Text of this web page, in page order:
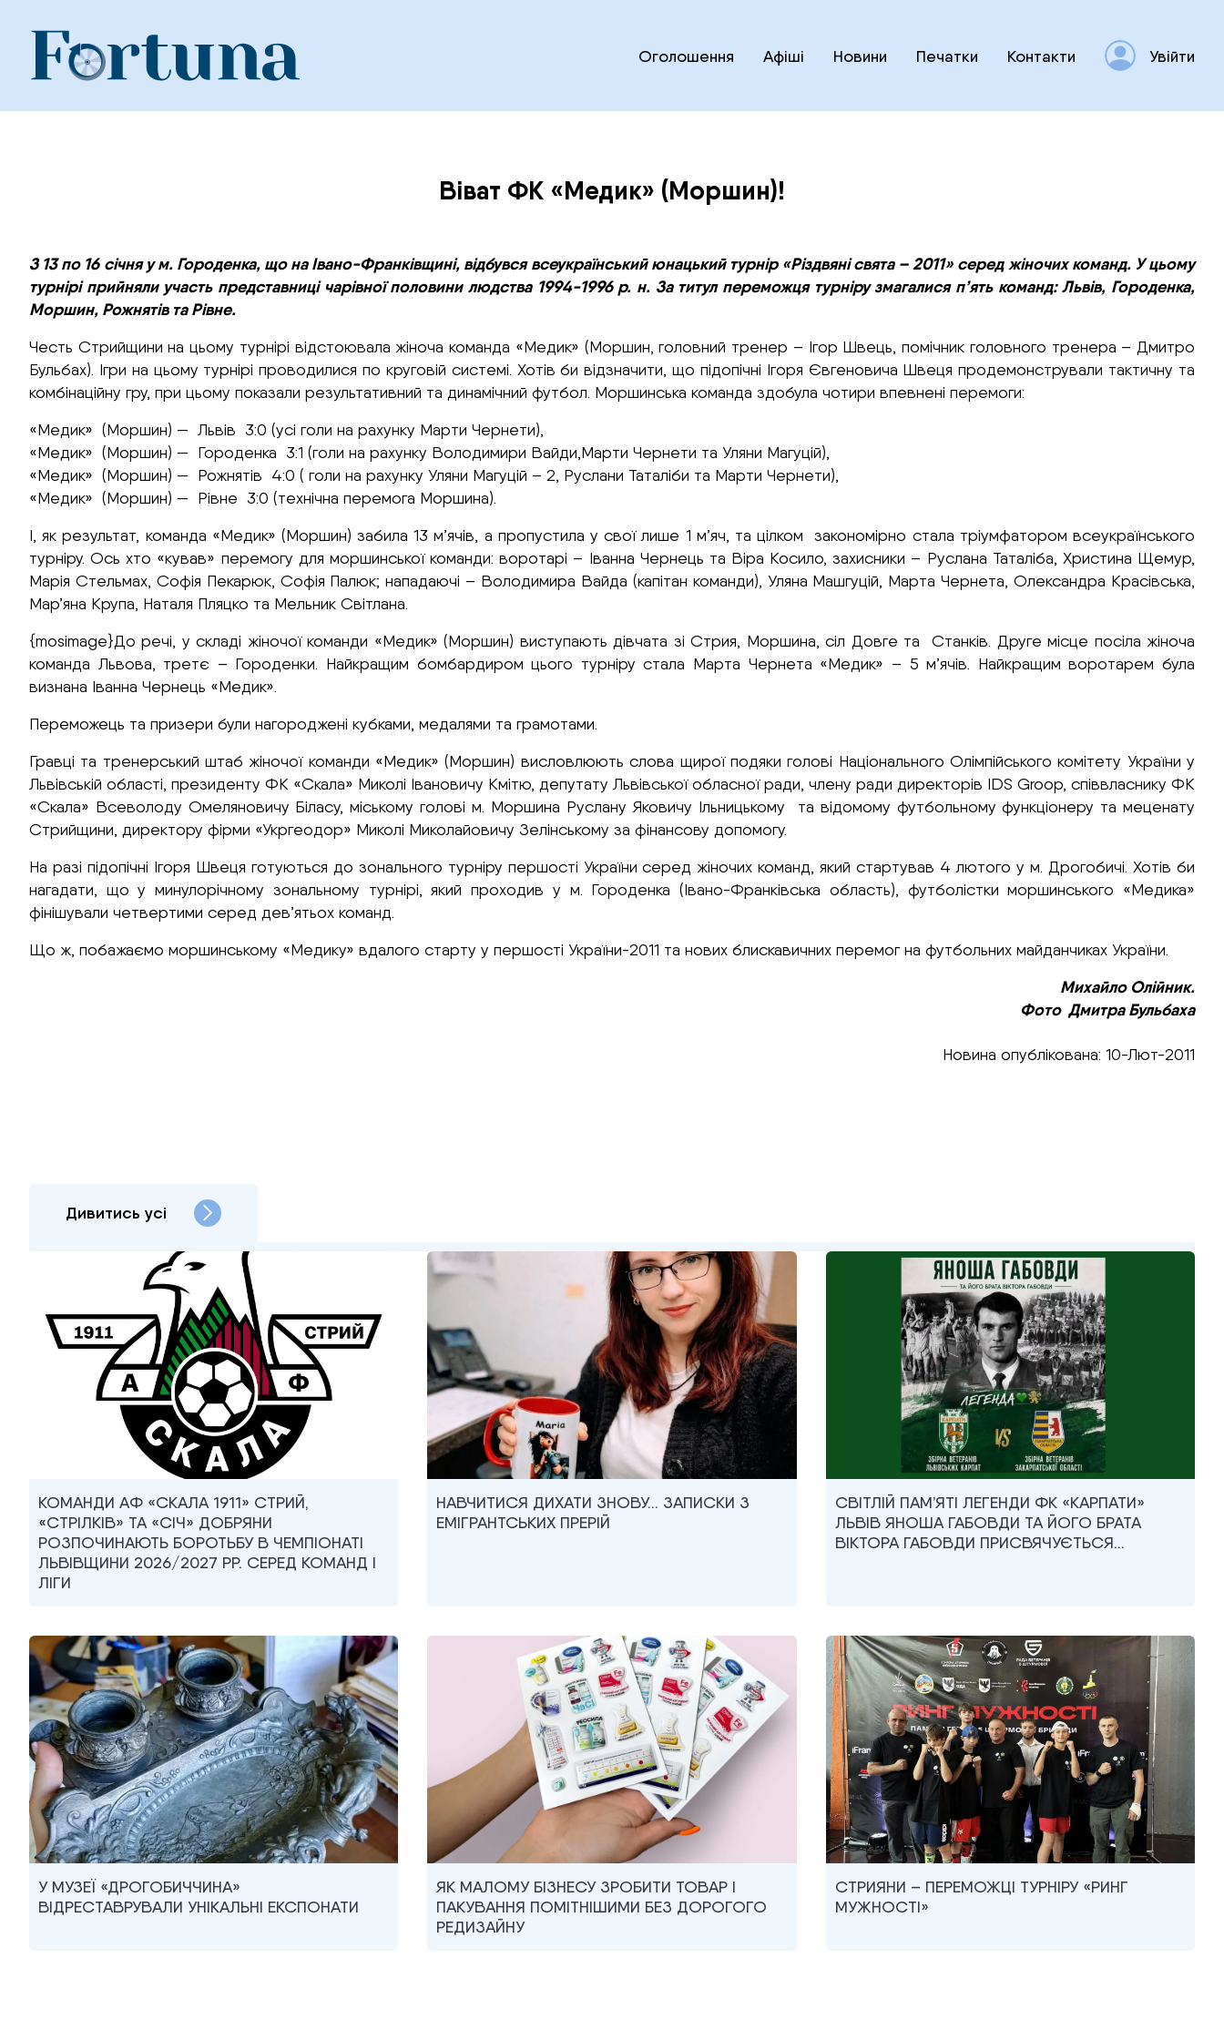
content
Оголошення Афіші Новини Печатки Контакти Увійти
Віват ФК «Медик» (Моршин)!
З 13 по 16 січня у м. Городенка, що на Івано-Франківщині, відбувся всеукраїнський юнацький турнір «Різдвяні свята – 2011» серед жіночих команд. У цьому
турнірі прийняли участь представниці чарівної половини людства 1994-1996 р. н. За титул переможця турніру змагалися п’ять команд: Львів, Городенка,
Моршин, Рожнятів та Рівне.
Честь Стрийщини на цьому турнірі відстоювала жіноча команда «Медик» (Моршин, головний тренер – Ігор Швець, помічник головного тренера – Дмитро
Бульбах). Ігри на цьому турнірі проводилися по круговій системі. Хотів би відзначити, що підопічні Ігоря Євгеновича Швеця продемонстрували тактичну та
комбінаційну гру, при цьому показали результативний та динамічний футбол. Моршинська команда здобула чотири впевнені перемоги:
«Медик» (Моршин) — Львів 3:0 (усі голи на рахунку Марти Чернети),
«Медик» (Моршин) — Городенка 3:1 (голи на рахунку Володимири Вайди,Марти Чернети та Уляни Магуцій),
«Медик» (Моршин) — Рожнятів 4:0 ( голи на рахунку Уляни Магуцій – 2, Руслани Таталіби та Марти Чернети),
«Медик» (Моршин) — Рівне 3:0 (технічна перемога Моршина).
І, як результат, команда «Медик» (Моршин) забила 13 м’ячів, а пропустила у свої лише 1 м’яч, та цілком закономірно стала тріумфатором всеукраїнського
турніру. Ось хто «кував» перемогу для моршинської команди: воротарі – Іванна Чернець та Віра Косило, захисники – Руслана Таталіба, Христина Щемур,
Марія Стельмах, Софія Пекарюк, Софія Палюк; нападаючі – Володимира Вайда (капітан команди), Уляна Машгуцій, Марта Чернета, Олександра Красівська,
Мар’яна Крупа, Наталя Пляцко та Мельник Світлана.
{mosimage}До речі, у складі жіночої команди «Медик» (Моршин) виступають дівчата зі Стрия, Моршина, сіл Довге та Станків. Друге місце посіла жіноча
команда Львова, третє – Городенки. Найкращим бомбардиром цього турніру стала Марта Чернета «Медик» – 5 м’ячів. Найкращим воротарем була
визнана Іванна Чернець «Медик».
Переможець та призери були нагороджені кубками, медалями та грамотами.
Гравці та тренерський штаб жіночої команди «Медик» (Моршин) висловлюють слова щирої подяки голові Національного Олімпійського комітету України у
Львівській області, президенту ФК «Скала» Миколі Івановичу Кмітю, депутату Львівської обласної ради, члену ради директорів IDS Groop, співвласнику ФК
«Скала» Всеволоду Омеляновичу Біласу, міському голові м. Моршина Руслану Яковичу Ільницькому та відомому футбольному функціонеру та меценату
Стрийщини, директору фірми «Укргеодор» Миколі Миколайовичу Зелінському за фінансову допомогу.
На разі підопічні Ігоря Швеця готуються до зонального турніру першості України серед жіночих команд, який стартував 4 лютого у м. Дрогобичі. Хотів би
нагадати, що у минулорічному зональному турнірі, який проходив у м. Городенка (Івано-Франківська область), футболістки моршинського «Медика»
фінішували четвертими серед дев’ятьох команд.
Що ж, побажаємо моршинському «Медику» вдалого старту у першості України-2011 та нових блискавичних перемог на футбольних майданчиках України.
Михайло Олійник.
Фото Дмитра Бульбаха
Новина опублікована: 10-Лют-2011
Дивитись усі
КОМАНДИ АФ «СКАЛА 1911» СТРИЙ,
«СТРІЛКІВ» ТА «СІЧ» ДОБРЯНИ
РОЗПОЧИНАЮТЬ БОРОТЬБУ В ЧЕМПІОНАТІ
ЛЬВІВЩИНИ 2026/2027 РР. СЕРЕД КОМАНД I
ЛІГИ
НАВЧИТИСЯ ДИХАТИ ЗНОВУ… ЗАПИСКИ З
ЕМІГРАНТСЬКИХ ПРЕРІЙ
СВІТЛІЙ ПАМ’ЯТІ ЛЕГЕНДИ ФК «КАРПАТИ»
ЛЬВІВ ЯНОША ГАБОВДИ ТА ЙОГО БРАТА
ВІКТОРА ГАБОВДИ ПРИСВЯЧУЄТЬСЯ…
У МУЗЕЇ «ДРОГОБИЧЧИНА»
ВІДРЕСТАВРУВАЛИ УНІКАЛЬНІ ЕКСПОНАТИ
ЯК МАЛОМУ БІЗНЕСУ ЗРОБИТИ ТОВАР І
ПАКУВАННЯ ПОМІТНІШИМИ БЕЗ ДОРОГОГО
РЕДИЗАЙНУ
СТРИЯНИ – ПЕРЕМОЖЦІ ТУРНІРУ «РИНГ
МУЖНОСТІ»